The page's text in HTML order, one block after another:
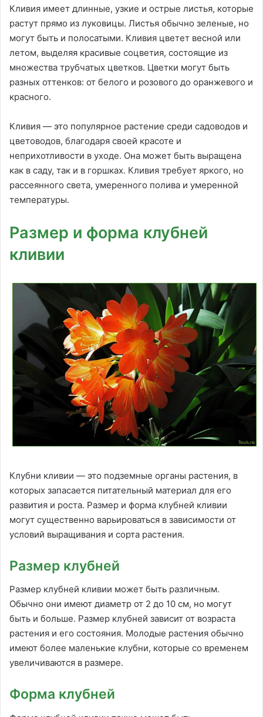
Кливия имеет длинные, узкие и острые листья, которые
растут прямо из луковицы. Листья обычно зеленые, но
могут быть и полосатыми. Кливия цветет весной или
летом, выделяя красивые соцветия, состоящие из
множества трубчатых цветков. Цветки могут быть
разных оттенков: от белого и розового до оранжевого и
красного.
Кливия — это популярное растение среди садоводов и
цветоводов, благодаря своей красоте и
неприхотливости в уходе. Она может быть выращена
как в саду, так и в горшках. Кливия требует яркого, но
рассеянного света, умеренного полива и умеренной
температуры.
Размер и форма клубней
кливии
Клубни кливии — это подземные органы растения, в
которых запасается питательный материал для его
развития и роста. Размер и форма клубней кливии
могут существенно варьироваться в зависимости от
условий выращивания и сорта растения.
Размер клубней
Размер клубней кливии может быть различным.
Обычно они имеют диаметр от 2 до 10 см, но могут
быть и больше. Размер клубней зависит от возраста
растения и его состояния. Молодые растения обычно
имеют более маленькие клубни, которые со временем
увеличиваются в размере.
Форма клубней